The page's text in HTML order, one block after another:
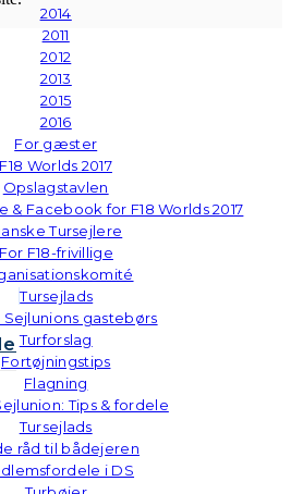
2014
2011
2012
2013
2015
2016
For gæster
F18 Worlds 2017
Opslagstavlen
& Facebook for F18 Worlds 2017
Tursejlere
For F18-frivillige
Tursejlads
Sejlunions gastebørs
Turforslag
Fortøjningstips
Flagning
Tips & fordele
Tursejlads
råd til bådejeren
i DS